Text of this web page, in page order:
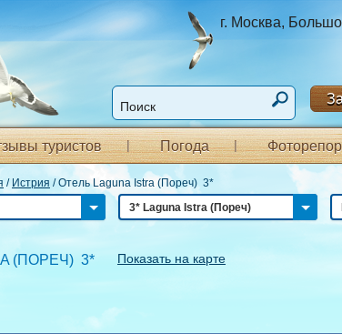
г. Москва,
туристов Погода
/ Истрия /Отель Laguna Istra (Пореч) 3*
3* Laguna Istra (Пореч)
(ПОРЕЧ) 3* Показать на карте